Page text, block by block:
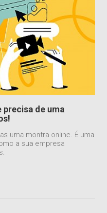
precisa de uma
uma montra online. É uma
a sua empresa